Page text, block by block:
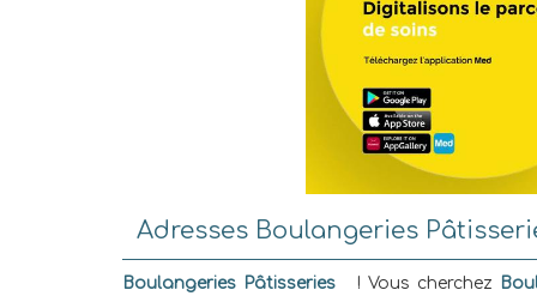
Adresses Boulangeries
Boulangeries Pâtisseries ! Vous cherchez